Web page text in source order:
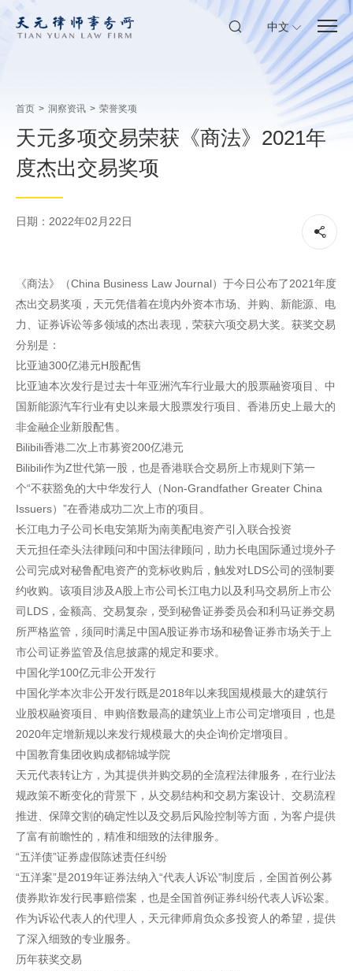
中文
首页 > 洞察资讯 > 荣誉奖项
天元多项交易荣获《商法》2021年
度杰出交易奖项
日期：2022年02月22日
《商法》（China Business Law Journal）于今日公布了2021年度
杰出交易奖项，天元凭借着在境内外资本市场、并购、新能源、电
力、证券诉讼等多领域的杰出表现，荣获六项交易大奖。获奖交易
分别是：
比亚迪300亿港元H股配售
比亚迪本次发行是过去十年亚洲汽车行业最大的股票融资项目、中
国新能源汽车行业有史以来最大股票发行项目、香港历史上最大的
非金融企业新股配售。
Bilibili香港二次上市募资200亿港元
Bilibili作为Z世代第一股，也是香港联合交易所上市规则下第一
个“不获豁免的大中华发行人（Non-Grandfather Greater China
Issuers）”在香港成功二次上市的项目。
长江电力子公司长电安第斯为南美配电资产引入联合投资
天元担任牵头法律顾问和中国法律顾问，助力长电国际通过境外子
公司完成对秘鲁配电资产的竞标收购后，触发对LDS公司的强制要
约收购。该项目涉及A股上市公司长江电力以及利马交易所上市公
司LDS，金额高、交易复杂，受到秘鲁证券委员会和利马证券交易
所严格监管，须同时满足中国A股证券市场和秘鲁证券市场关于上
市公司证券监管及信息披露的规定和要求。
中国化学100亿元非公开发行
中国化学本次非公开发行既是2018年以来我国规模最大的建筑行
业股权融资项目、申购倍数最高的建筑业上市公司定增项目，也是
2020年定增新规以来发行规模最大的央企询价定增项目。
中国教育集团收购成都锦城学院
天元代表转让方，为其提供并购交易的全流程法律服务，在行业法
规政策不断变化的背景下，从交易结构和交易方案设计、交易流程
推进、保障交割的确定性以及交易后风险控制等方面，为客户提供
了富有前瞻性的，精准和细致的法律服务。
“五洋债”证券虚假陈述责任纠纷
“五洋案”是2019年证券法纳入“代表人诉讼”制度后，全国首例公募
债券欺诈发行民事赔偿案，也是全国首例证券纠纷代表人诉讼案。
作为诉讼代表人的代理人，天元律师肩负众多投资人的希望，提供
了深入细致的专业服务。
历年获奖交易